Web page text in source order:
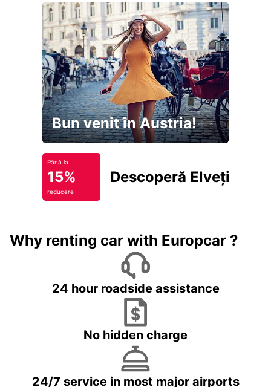
Bun venit în Austria!
Până la
15%
reducere
Descoperă Elveția
Why renting car with Europcar ?
24 hour roadside assistance
No hidden charge
24/7 service in most major airports